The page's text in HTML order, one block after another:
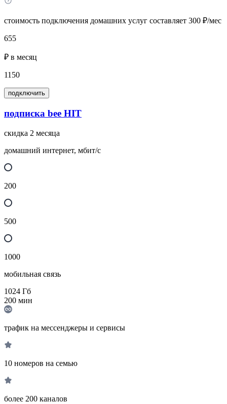
стоимость подключения домашних услуг составляет 300 ₽/мес
655
₽ в месяц
1150
подключить
подписка bee HIT
скидка 2 месяца
домашний интернет, мбит/с
200
500
1000
мобильная связь
1024 Гб
200 мин
трафик на мессенджеры и сервисы
10 номеров на семью
более 200 каналов